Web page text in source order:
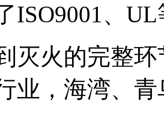
、 UL
灭火的完整
业，海湾、 青